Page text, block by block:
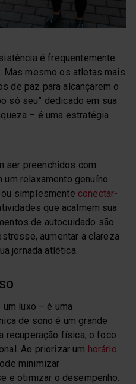
é frequentemente
Mas mesmo os atletas mais
de paz para alcançarem o
só seu” dedicado em sua
– é uma estratégia
ser preenchidos com
relaxamento genuíno.
ou simplesmente conectar-
que acalmem sua
de autocuidado são
aumentar a clareza
jornada atlética.
luxo – é uma
de sono é um grande
recuperação física, o foco
Ao priorizar um horário
minimizar
e otimizar o desempenho.